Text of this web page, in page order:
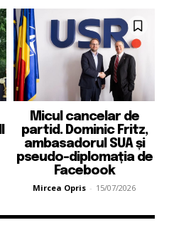
Micul cancelar de
partid. Dominic Fritz,
ambasadorul SUA și
pseudo-diplomația de
Facebook
Mircea Opris - 15/07/2026